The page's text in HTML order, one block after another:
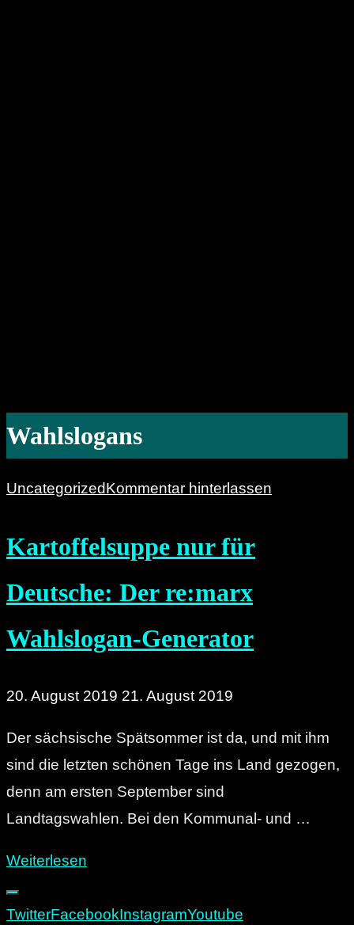
Wahlslogans
UncategorizedKommentar hinterlassen
Kartoffelsuppe nur für
Deutsche: Der re:marx
Wahlslogan-Generator
20. August 2019 21. August 2019
Der sächsische Spätsommer ist da, und mit ihm
sind die letzten schönen Tage ins Land gezogen,
denn am ersten September sind
Landtagswahlen. Bei den Kommunal- und …
Weiterlesen
für
TwitterFacebookInstagramYoutube